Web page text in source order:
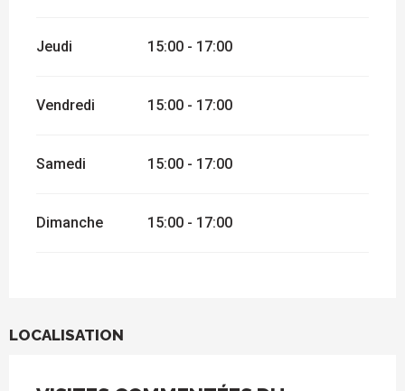
Jeudi 15:00 - 17:00
Vendredi 15:00 - 17:00
Samedi 15:00 - 17:00
Dimanche 15:00 - 17:00
LOCALISATION